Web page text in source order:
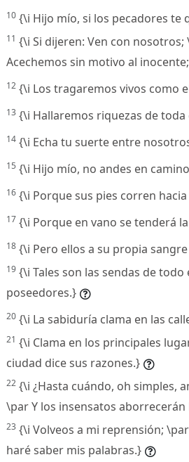
10 {\i Hijo mío, si los pecadores te
11 {\i Si dijeren: Ven con
Acechemos sin motivo al
12 {\i Los tragaremos vivos como
13 {\i Hallaremos riquezas de
14 {\i Echa tu suerte entre
15 {\i Hijo mío, no andes en
16 {\i Porque sus pies corren
17 {\i Porque en vano se tenderá
18 {\i Pero ellos a su propia
19 {\i Tales son las sendas de
poseedores.}
20 {\i La sabiduría clama en las
21 {\i Clama en los principales
ciudad dice sus razones.}
22 {\i ¿Hasta cuándo, oh simples,
\par Y los insensatos aborrecerán
23 {\i Volveos a mi reprensión;
haré saber mis palabras.}